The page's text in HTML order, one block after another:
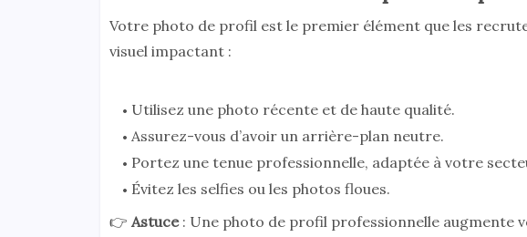
Votre photo de profil est le premier élément que les
visuel impactant :
Utilisez une photo récente et de haute qualité.
Assurez-vous d’avoir un arrière-plan neutre.
Portez une tenue professionnelle, adaptée à votre
Évitez les selfies ou les photos floues.
👉 Astuce : Une photo de profil professionnelle augmente